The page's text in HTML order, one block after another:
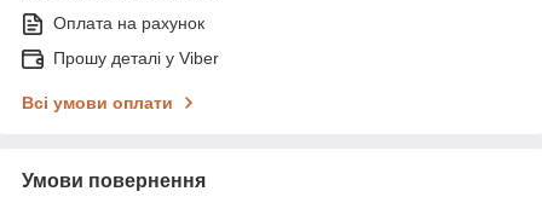
Оплата на рахунок
Прошу деталі у Viber
Всі умови оплати
Умови повернення